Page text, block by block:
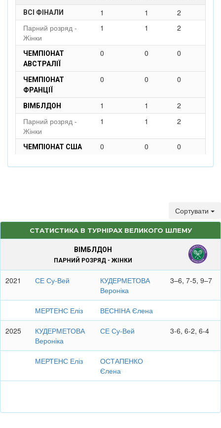
ВСІ ФІНАЛИ 1 1
2
Парний розряд -
Жінки
1 1 2
ЧЕМПІОНАТ
АВСТРАЛІЇ
0 0 0
ЧЕМПІОНАТ
ФРАНЦІЇ
0 0 0
ВІМБЛДОН 1 1
2
Парний розряд -
Жінки
1 1 2
ЧЕМПІОНАТ США 0 0 0
Сортувати
СТАТИСТИКА В ТУРНІРАХ ВЕЛИКОГО ШЛЕМУ
ВІМБЛДОН
ПАРНИЙ РОЗРЯД - ЖІНКИ
2021 СЕ Су-Вей
КУДЕРМЕТОВА
Вероніка
3–6, 7-5, 9–7
МЕРТЕНС Еліз ВЕСНІНА Єлена
2025
КУДЕРМЕТОВА
Вероніка
СЕ Су-Вей 3-6, 6-2, 6-4
МЕРТЕНС Еліз
ОСТАПЕНКО
Єлена